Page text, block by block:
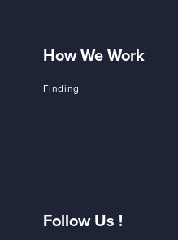
How We Work
Finding
Follow Us !